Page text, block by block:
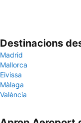
Destinacions
Madrid
Mallorca
Eivissa
Màlaga
València